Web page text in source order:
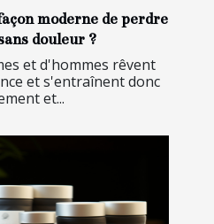
moderne de perdre
douleur ?
et d'hommes rêvent
et s'entraînent donc
et...